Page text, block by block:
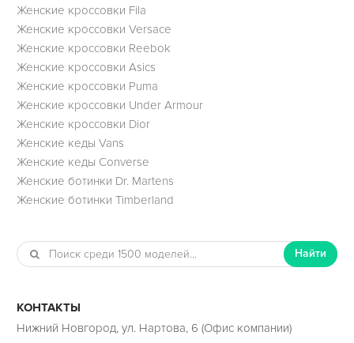
Женские кроссовки Fila
Женские кроссовки Versace
Женские кроссовки Reebok
Женские кроссовки Asics
Женские кроссовки Puma
Женские кроссовки Under Armour
Женские кроссовки Dior
Женские кеды Vans
Женские кеды Converse
Женские ботинки Dr. Martens
Женские ботинки Timberland
Найти
КОНТАКТЫ
Нижний Новгород, ул. Нартова, 6 (Офис компании)